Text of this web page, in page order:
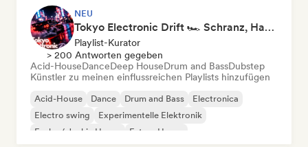
NEU
Tokyo Electronic Drift 🏎️ Schranz, Hard Techno & Anime EDM
Playlist-Kurator
> 200 Antworten gegeben
Acid-HouseDanceDeep HouseDrum and BassDubstep
Künstler zu meinen einflussreichen Playlists hinzufügen
Acid-House Dance Drum and Bass
Electronica
Electro swing
Experimentelle Elektronik
Funky / Jackin House
Future House